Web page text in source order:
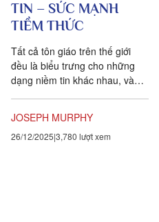
TIN – SỨC MẠNH
TIỀM THỨC
Tất cả tôn giáo trên thế giới
đều là biểu trưng cho những
dạng niềm tin khác nhau, và
JOSEPH MURPHY
26/12/2025 3,780 lượt xem